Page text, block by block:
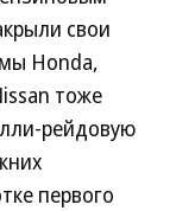
свои
Honda,
тоже
рейдовую
первого